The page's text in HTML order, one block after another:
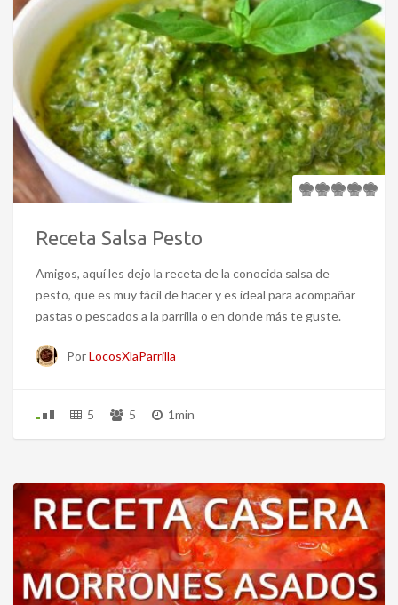
Receta Salsa Pesto
Amigos, aquí les dejo la receta de la conocida salsa de
pesto, que es muy fácil de hacer y es ideal para acompañar
pastas o pescados a la parrilla o en donde más te guste.
PorLocosXlaParrilla
5 5 1min